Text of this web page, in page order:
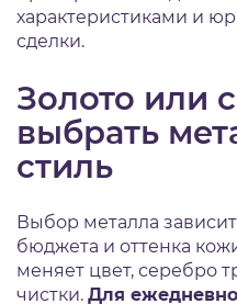
характеристиками и
сделки.
Золото или
выбрать
стиль
Выбор металла
бюджета и оттенка
меняет цвет, серебро
чистки. Для